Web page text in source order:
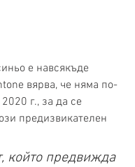
е навсякъде
вярва, че няма по-
г., за да се
предизвикателен